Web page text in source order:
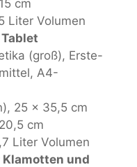
cm
Liter Volumen
(groß), Erste-
A4-
25 x 35,5 cm
cm
Liter Volumen
und